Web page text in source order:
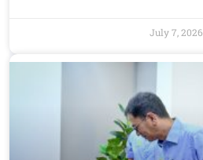
July 7, 2026